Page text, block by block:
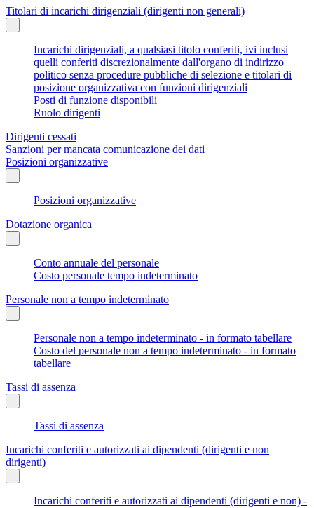
Titolari di incarichi dirigenziali (dirigenti non generali)
Incarichi dirigenziali, a qualsiasi titolo conferiti, ivi inclusi
quelli conferiti discrezionalmente dall'organo di indirizzo
politico senza procedure pubbliche di selezione e titolari di
posizione organizzativa con funzioni dirigenziali
Posti di funzione disponibili
Ruolo dirigenti
Dirigenti cessati
Sanzioni per mancata comunicazione dei dati
Posizioni organizzative
Posizioni organizzative
Dotazione organica
Conto annuale del personale
Costo personale tempo indeterminato
Personale non a tempo indeterminato
Personale non a tempo indeterminato - in formato tabellare
Costo del personale non a tempo indeterminato - in formato
tabellare
Tassi di assenza
Tassi di assenza
Incarichi conferiti e autorizzati ai dipendenti (dirigenti e non
dirigenti)
Incarichi conferiti e autorizzati ai dipendenti (dirigenti e non) -